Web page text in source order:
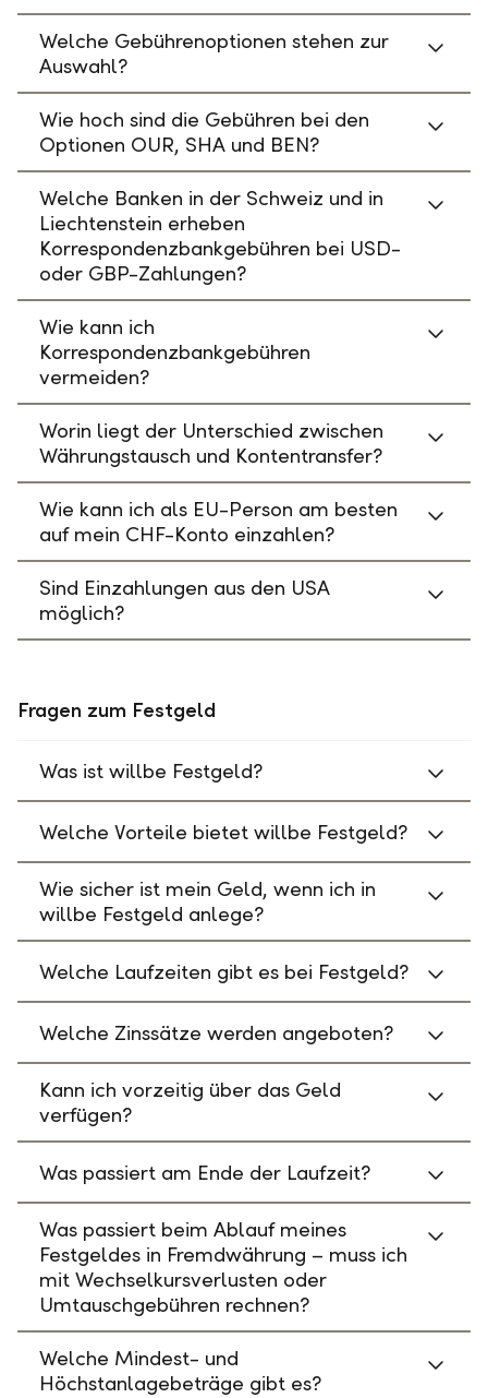
Welche Gebührenoptionen stehen zur
Auswahl?
Wie hoch sind die Gebühren bei den
Optionen OUR, SHA und BEN?
Welche Banken in der Schweiz und in
Liechtenstein erheben
Korrespondenzbankgebühren bei USD-
oder GBP-Zahlungen?
Wie kann ich
Korrespondenzbankgebühren
vermeiden?
Worin liegt der Unterschied zwischen
Währungstausch und Kontentransfer?
Wie kann ich als EU-Person am besten
auf mein CHF-Konto einzahlen?
Sind Einzahlungen aus den USA
möglich?
Fragen zum Festgeld
Was ist willbe Festgeld?
Welche Vorteile bietet willbe Festgeld?
Wie sicher ist mein Geld, wenn ich in
willbe Festgeld anlege?
Welche Laufzeiten gibt es bei Festgeld?
Welche Zinssätze werden angeboten?
Kann ich vorzeitig über das Geld
verfügen?
Was passiert am Ende der Laufzeit?
Was passiert beim Ablauf meines
Festgeldes in Fremdwährung – muss ich
mit Wechselkursverlusten oder
Umtauschgebühren rechnen?
Welche Mindest- und
Höchstanlagebeträge gibt es?